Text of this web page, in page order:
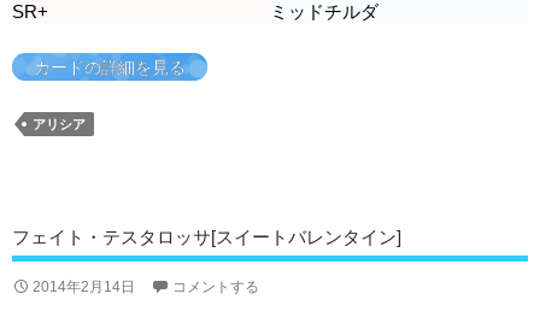
SR+
ミッドチルダ
カードの詳細を見る
アリシア
フェイト・テスタロッサ[スイートバレンタイン]
2014年2月14日 コメントする